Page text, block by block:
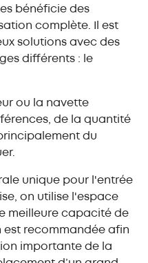
bénéficie des
complète. Il est
solutions avec des
différents : le
ou la navette
de la quantité
du
unique pour l'entrée
on utilise l'espace
meilleure capacité de
recommandée afin
importante de la